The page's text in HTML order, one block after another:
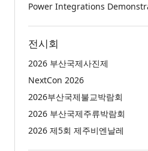
전시회
2026 부산국제사진제
NextCon 2026
2026부산국제불교박람회
2026 부산국제주류박람회
2026 제5회 제주비엔날레